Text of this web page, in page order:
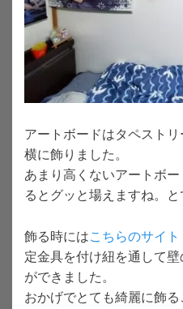
アートボードはタペスト
横に飾りました。
あまり高くないアートボ
るとグッと場えますね。と
飾る時にはこちらのサイト
定金具を付け紐を通して
ができました。
おかげでとても綺麗に飾